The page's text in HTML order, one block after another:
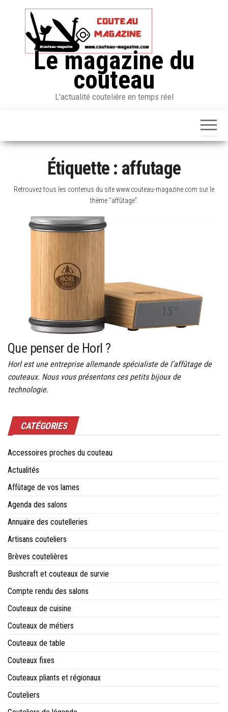
Le magazine du
couteau
L'actualité coutelière en temps réel
Étiquette : affutage
Retrouvez tous les contenus du site www.couteau-magazine.com sur le
thème “affûtage”.
Que penser de Horl ?
Horl est une entreprise allemande spécialiste de l’affûtage de
couteaux. Nous vous présentons ces petits bijoux de
technologie.
CATÉGORIES
Accessoires proches du couteau
Actualités
Affûtage de vos lames
Agenda des salons
Annuaire des coutelleries
Artisans couteliers
Brèves coutelières
Bushcraft et couteaux de survie
Compte rendu des salons
Couteaux de cuisine
Couteaux de métiers
Couteaux de table
Couteaux fixes
Couteaux pliants et régionaux
Couteliers